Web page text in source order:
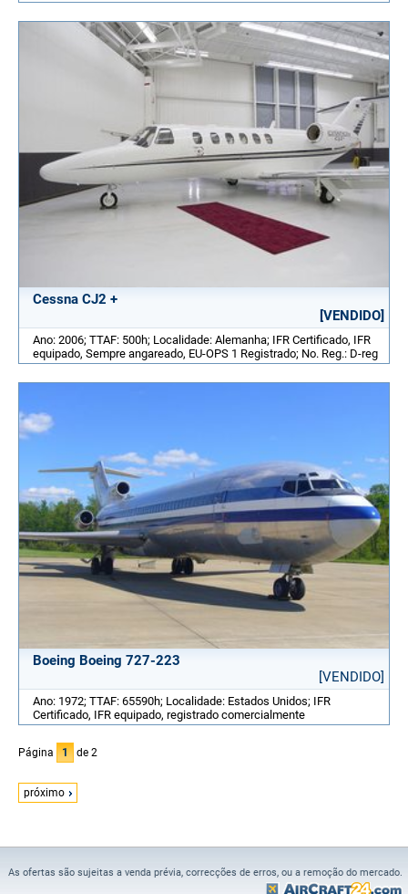
Cessna CJ2 +
[VENDIDO]
Ano: 2006; TTAF: 500h; Localidade: Alemanha; IFR Certificado, IFR
equipado, Sempre angareado, EU-OPS 1 Registrado; No. Reg.: D-reg
Boeing Boeing 727-223
[VENDIDO]
Ano: 1972; TTAF: 65590h; Localidade: Estados Unidos; IFR
Certificado, IFR equipado, registrado comercialmente
Página 1 de 2
próximo
As ofertas são sujeitas a venda prévia, correcções de erros, ou a remoção do mercado.